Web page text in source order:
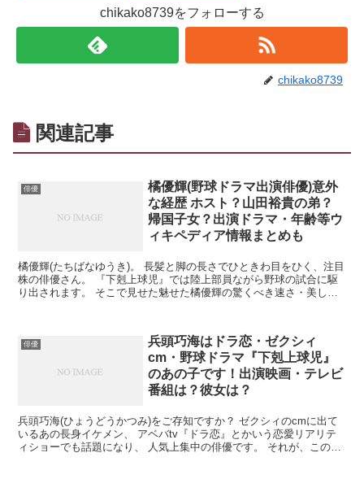
chikako8739をフォローする
chikako8739
関連記事
俳優
橘優輝(野球ドラマ出演俳優)意外
な経歴 ホスト？山田裕貴の弟？
帰国子女？出演ドラマ・年齢等ウ
ィキペディア情報まとめも
橘優輝(たちばなゆうき)。 長髪と脚の長さでひときわ目をひく、注目
株の俳優さん。 『下剋上球児』では陸上部員ながら野球の試合に駆
り出されます。 そこで見せた魅せた橘優輝の驚くべき速さ・美し
俳優
兵頭巧海はドラ恋・ゼクシィ
cm・野球ドラマ『下剋上球児』
のあの子です！出演映画・テレビ
番組は？彼女は？
兵頭巧海(ひょうどうかつみ)をご存知ですか？ ゼクシィのcmに出て
いるあの長身イケメン、 アベバtv『ドラ恋』とかいう恋愛リアリテ
ィショーでも話題になり、 人気上集中の俳優です。 それが、この度